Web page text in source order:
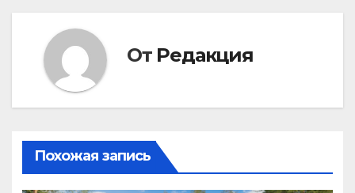
От Редакция
Похожая запись